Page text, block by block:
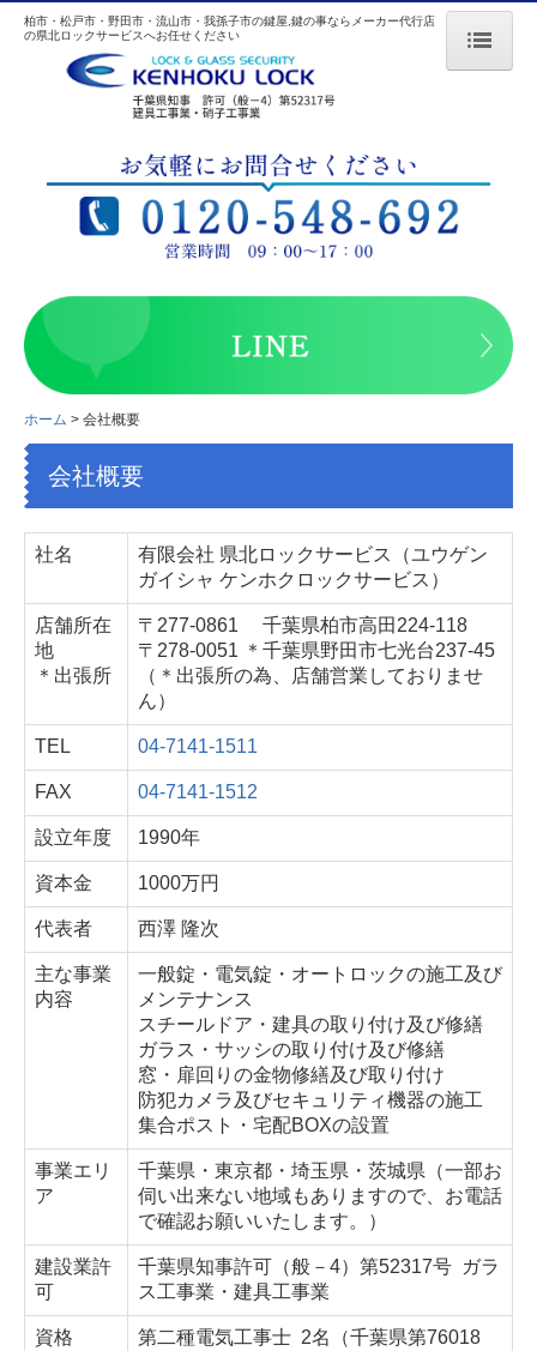
県北ロックサービスの特長
料金
よくある質問
鍵の基礎知識
会社概要
個人情報保護方針
鍵関連工事
鍵の種類
マンション鍵・オートロック付
テンキー（キーレス錠）
戸建住宅の鍵交換
室内レバーハンドル
子鍵（合鍵）注文
電気錠工事
オートロックシステム
ノンタッチキー( 非接触 )
電気錠メンテナンス
建具関連工事
柏市・松戸市・野田市・流山市・我孫子市の鍵屋,鍵の事ならメーカー代行店
の県北ロックサービスへお任せください
ホーム 会社概要
会社概要
社名
有限会社 県北ロックサービス（ユウゲン
ガイシャ ケンホクロックサービス）
店舗所在
地
＊出張所
〒277-0861 千葉県柏市高田224-118
〒278-0051 ＊千葉県野田市七光台237-45
（＊出張所の為、店舗営業しておりませ
ん）
TEL 04-7141-1511
FAX 04-7141-1512
設立年度 1990年
資本金 1000万円
代表者 西澤 隆次
主な事業
内容
一般錠・電気錠・オートロックの施工及び
メンテナンス
スチールドア・建具の取り付け及び修繕
ガラス・サッシの取り付け及び修繕
窓・扉回りの金物修繕及び取り付け
防犯カメラ及びセキュリティ機器の施工
集合ポスト・宅配BOXの設置
事業エリ
ア
千葉県・東京都・埼玉県・茨城県（一部お
伺い出来ない地域もありますので、お電話
で確認お願いいたします。）
建設業許
可
千葉県知事許可（般－4）第52317号 ガラ
ス工事業・建具工事業
資格
第二種電気工事士 2名（千葉県第76018